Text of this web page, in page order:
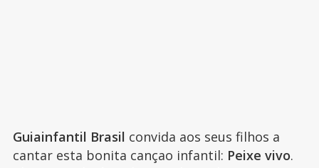
Guiainfantil Brasil convida aos seus filhos a
cantar esta bonita cançao infantil: Peixe vivo.